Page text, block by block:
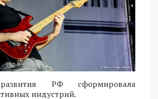
РФ сформировала
индустрий.